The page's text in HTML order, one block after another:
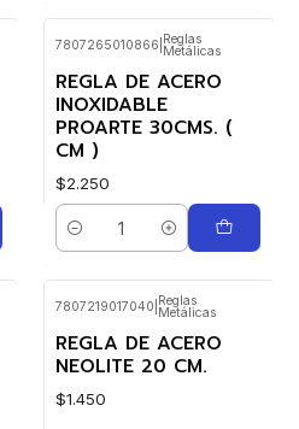
7807265010866 Reglas
Metálicas
REGLA DE ACERO
INOXIDABLE
PROARTE 30CMS. (
CM )
$2.250
Cantidad
7807219017040 Reglas
Metálicas
REGLA DE ACERO
NEOLITE 20 CM.
$1.450